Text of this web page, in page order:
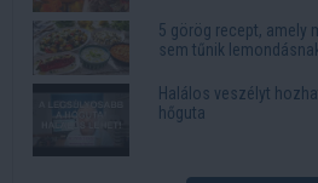
5 görög recept, amely
sem tűnik
Halálos veszélyt
hőguta